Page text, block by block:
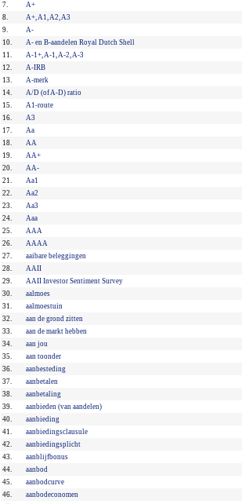
7.
A+
8.
A+, A1, A2, A3
9.
A-
10.
A- en B-aandelen Royal Dutch Shell
11.
A-1+, A-1, A-2, A-3
12.
A-IRB
13.
A-merk
14.
A/D (of A-D) ratio
15.
A1-route
16.
A3
17.
Aa
18.
AA
19.
AA+
20.
AA-
21.
Aa1
22.
Aa2
23.
Aa3
24.
Aaa
25.
AAA
26.
AAAA
27.
aaibare beleggingen
28.
AAII
29.
AAII Investor Sentiment Survey
30.
aalmoes
31.
aalmoestuin
32.
aan de grond zitten
33.
aan de markt hebben
34.
aan jou
35.
aan toonder
36.
aanbesteding
37.
aanbetalen
38.
aanbetaling
39.
aanbieden (van aandelen)
40.
aanbieding
41.
aanbiedingsclausule
42.
aanbiedingsplicht
43.
aanblijfbonus
44.
aanbod
45.
aanbodcurve
46.
aanbodeconomen